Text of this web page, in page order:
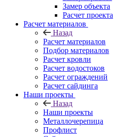
Замер объекта
Расчет проекта
Расчет материалов
Назад
Расчет материалов
Подбор материалов
Расчет кровли
Расчет водостоков
Расчет ограждений
Расчет сайдинга
Наши проекты
Назад
Наши проекты
Металлочерепица
Профлист